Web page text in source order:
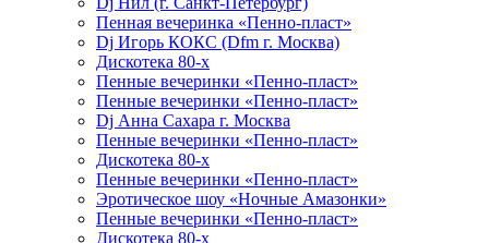
Пенная вечеринка «Пенно-пласт»
Dj Игорь КОКС (Dfm г. Москва)
Дискотека 80-х
Пенные вечеринки «Пенно-пласт»
Пенные вечеринки «Пенно-пласт»
Dj Анна Сахара г. Москва
Пенные вечеринки «Пенно-пласт»
Дискотека 80-х
Пенные вечеринки «Пенно-пласт»
Эротическое шоу «Ночные Амазонки»
Пенные вечеринки «Пенно-пласт»
Дискотека 80-х